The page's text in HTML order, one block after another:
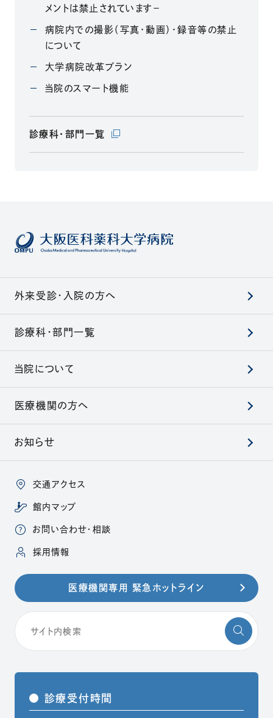
メントは禁止されています－
病院内での撮影（写真・動画）・録音等の禁止
について
大学病院改革プラン
当院のスマート機能
診療科・部門一覧 （別ウィンドウで開きます）
外来受診・入院の方へ
診療科・部門一覧
当院について
医療機関の方へ
お知らせ
交通アクセス
館内マップ
お問い合わせ・相談
採用情報
医療機関専用 緊急ホットライン
診療受付時間